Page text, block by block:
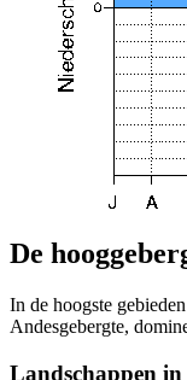
De
In de hoogste
Andesgebergte,
Landschappen in